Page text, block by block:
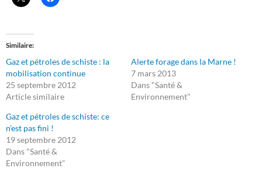
Similaire
Gaz et pétroles de schiste : la
mobilisation continue
25 septembre 2012
Article similaire
Alerte forage dans la Marne !
7 mars 2013
Dans "Santé &
Environnement"
Gaz et pétroles de schiste: ce
n’est pas fini !
19 septembre 2012
Dans "Santé &
Environnement"